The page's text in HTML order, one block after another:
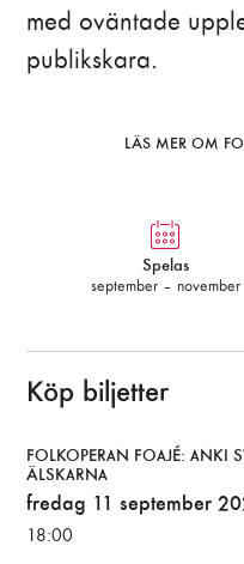
med oväntade
publikskara.
LÄS MER OM
Spelas
september – november
Köp biljetter
FOLKOPERAN FOAJÉ: ANKI
ÄLSKARNA
fredag 11 september
18:00